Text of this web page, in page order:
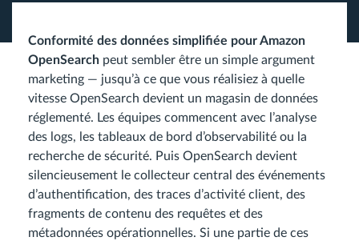
Conformité des données simplifiée pour Amazon
OpenSearch peut sembler être un simple argument
marketing — jusqu’à ce que vous réalisiez à quelle
vitesse OpenSearch devient un magasin de données
réglementé. Les équipes commencent avec l’analyse
des logs, les tableaux de bord d’observabilité ou la
recherche de sécurité. Puis OpenSearch devient
silencieusement le collecteur central des événements
d’authentification, des traces d’activité client, des
fragments de contenu des requêtes et des
métadonnées opérationnelles. Si une partie de ces